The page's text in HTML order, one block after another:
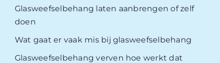
Glasweefselbehang laten aanbrengen of zelf
doen
Wat gaat er vaak mis bij glasweefselbehang
Glasweefselbehang verven hoe werkt dat